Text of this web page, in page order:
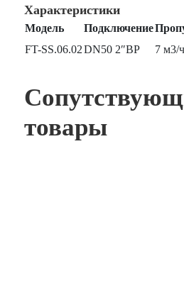
Характеристики
Модель Подключение
FT-SS.06.02 DN50 2″ВР 7 м3/ч
товары